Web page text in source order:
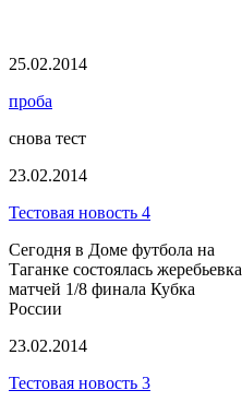
25.02.2014
проба
снова тест
23.02.2014
Тестовая новость 4
Сегодня в Доме футбола на
Таганке состоялась жеребьевка
матчей 1/8 финала Кубка
России
23.02.2014
Тестовая новость 3